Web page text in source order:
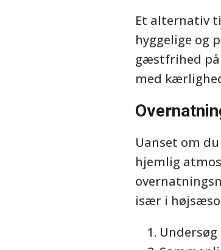
Et alternativ
hyggelige og
gæstfrihed på
med
Uanset om
hjemlig
især i